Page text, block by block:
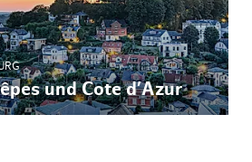
und Cote d’Azur